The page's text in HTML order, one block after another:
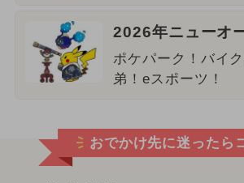
2026年ニューオ
ポケパーク！バイ
弟！eスポーツ！
おでかけ先に迷ったら